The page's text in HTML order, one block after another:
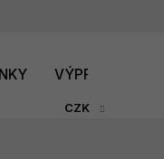
CZK
VÝPRODEJ